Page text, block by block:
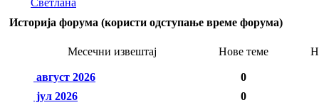
Светлана
Историја форума (користи одступање време форума)
Месечни извештај Нове теме
август 2026
0
јул 2026
0